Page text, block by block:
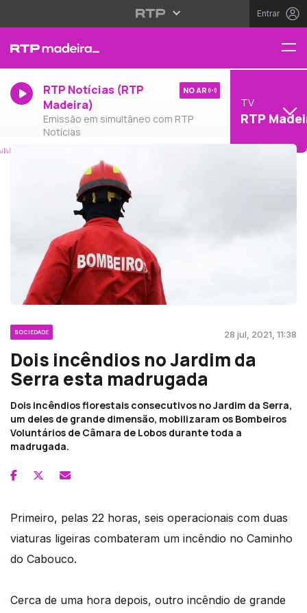
Entrar
RTP Notícias (RTP
Madeira)
Emissão em simultâneo com RTP
Notícias
NO AR
TV
RTP
SOCIEDADE 28 jul, 2021, 11:38
Dois incêndios no Jardim da
Serra esta madrugada
Dois incêndios florestais consecutivos no Jardim da Serra,
um deles de grande dimensão, mobilizaram os Bombeiros
Voluntários de Câmara de Lobos durante toda a
madrugada.
Primeiro, pelas 22 horas, seis operacionais com duas
viaturas ligeiras combateram um incêndio no Caminho
do Cabouco.
Cerca de uma hora depois, outro incêndio de grande